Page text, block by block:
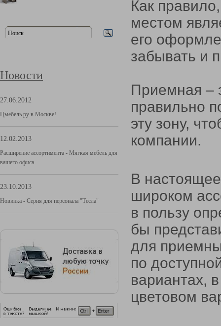
Новости
27.06.2012
Цмебель.ру в Москве!
12.02.2013
Расширение ассортимента - Мягкая мебель для
вашего офиса
23.10.2013
Новинка - Серия для персонала "Тесла"
Как
местом
его
забывать и
Приемная –
правильно
эту зону,
компании.
В
широком
в пользу
бы
для
по
вариантах,
цветовом